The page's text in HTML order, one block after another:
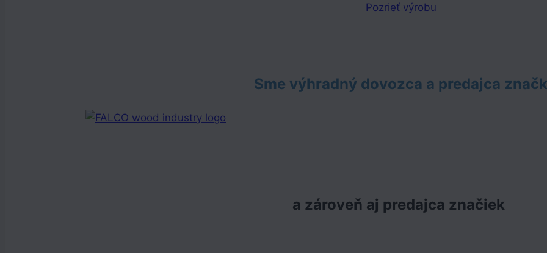
Pozrieť výrobu
Sme výhradný dovozca a predajca
a zároveň aj predajca značiek